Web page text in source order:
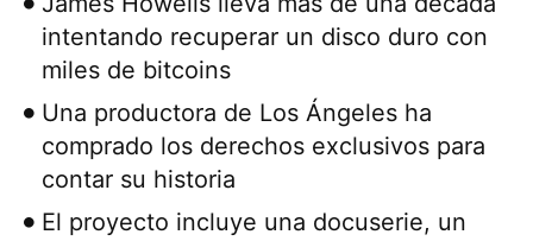
intentando recuperar un disco duro con
miles de bitcoins
Una productora de Los Ángeles ha
comprado los derechos exclusivos para
contar su historia
El proyecto incluye una docuserie, un